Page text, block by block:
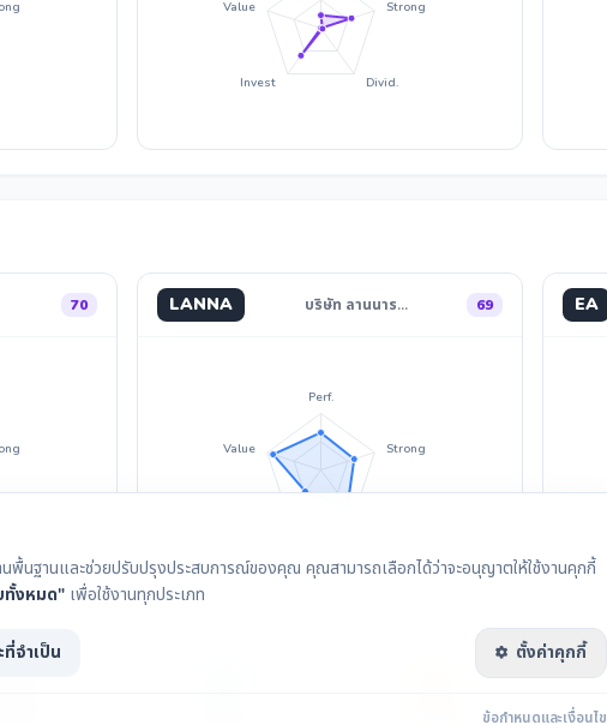
Strong
Divid.
Invest
Value
70 LANNA บริษัท ลานนาร… 69
Perf.
Strong
Value
EA
IAA Consensus
นพื้นฐานและช่วยปรับปรุงประสบการณ์ของคุณ คุณสามารถเลือกได้ว่าจะอนุญาตให้ใช้งานคุกกี้
งหมด" เพื่อใช้งานทุกประเภท
จำเป็น ตั้งค่าคุกกี้
ข้อกำหนดและเงื่อนไข